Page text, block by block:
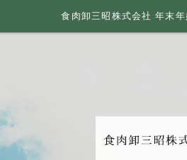
食肉卸三昭株式会社 年末